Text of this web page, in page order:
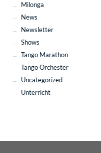
Milonga
News
Newsletter
Shows
Tango Marathon
Tango Orchester
Uncategorized
Unterricht